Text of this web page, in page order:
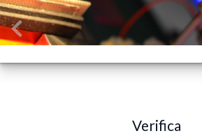
Verifica